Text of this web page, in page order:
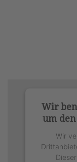
Wir
um
Wir